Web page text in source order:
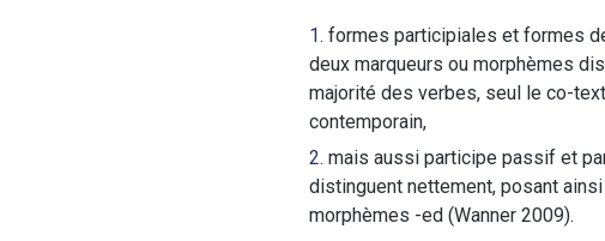
formes participiales et formes
deux marqueurs ou morphèmes
majorité des verbes, seul le co-
contemporain,
mais aussi participe passif et
distinguent nettement, posant
morphèmes -ed (Wanner 2009).